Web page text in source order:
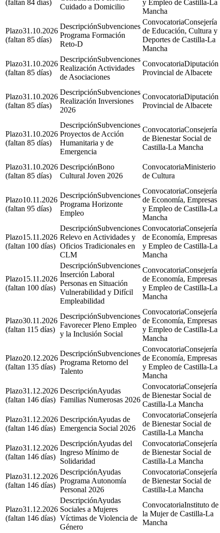
(faltan 84 días)
Cuidado a Domicilio
y Empleo de Castilla-La
Mancha
31.10.2026
(faltan 85 días)
Subvenciones
Programa Formación
Reto-D
Consejería
de Educación, Cultura y
Deportes de Castilla-La
Mancha
31.10.2026
(faltan 85 días)
Subvenciones
Realización Actividades
de Asociaciones
Diputación
Provincial de Albacete
31.10.2026
(faltan 85 días)
Subvenciones
Realización Inversiones
2026
Diputación
Provincial de Albacete
31.10.2026
(faltan 85 días)
Subvenciones
Proyectos de Acción
Humanitaria y de
Emergencia
Consejería
de Bienestar Social de
Castilla-La Mancha
31.10.2026
(faltan 85 días)
Bono
Cultural Joven 2026
Ministerio
de Cultura
10.11.2026
(faltan 95 días)
Subvenciones
Programa Horizonte
Empleo
Consejería
de Economía, Empresas
y Empleo de Castilla-La
Mancha
15.11.2026
(faltan 100 días)
Subvenciones
Relevo en Actividades y
Oficios Tradicionales en
CLM
Consejería
de Economía, Empresas
y Empleo de Castilla-La
Mancha
15.11.2026
(faltan 100 días)
Subvenciones
Inserción Laboral
Personas en Situación
Vulnerabilidad y Difícil
Empleabilidad
Consejería
de Economía, Empresas
y Empleo de Castilla-La
Mancha
30.11.2026
(faltan 115 días)
Subvenciones
Favorecer Pleno Empleo
y la Inclusión Social
Consejería
de Economía, Empresas
y Empleo de Castilla-La
Mancha
20.12.2026
(faltan 135 días)
Subvenciones
Programa Retorno del
Talento
Consejería
de Economía, Empresas
y Empleo de Castilla-La
Mancha
31.12.2026
(faltan 146 días)
Ayudas
Familias Numerosas 2026
Consejería
de Bienestar Social de
Castilla-La Mancha
31.12.2026
(faltan 146 días)
Ayudas de
Emergencia Social 2026
Consejería
de Bienestar Social de
Castilla-La Mancha
31.12.2026
(faltan 146 días)
Ayudas del
Ingreso Mínimo de
Solidaridad
Consejería
de Bienestar Social de
Castilla-La Mancha
31.12.2026
(faltan 146 días)
Ayudas
Programa Autonomía
Personal 2026
Consejería
de Bienestar Social de
Castilla-La Mancha
31.12.2026
(faltan 146 días)
Ayudas
Sociales a Mujeres
Víctimas de Violencia de
Género
Instituto de
la Mujer de Castilla-La
Mancha